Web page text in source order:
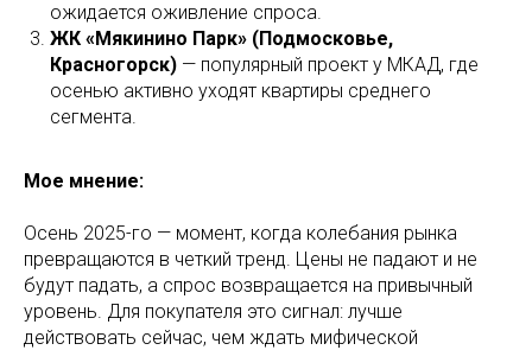
ожидается оживление спроса.
ЖК «Мякинино Парк» (Подмосковье,
Красногорск) — популярный проект у МКАД, где
осенью активно уходят квартиры среднего
сегмента.
Мое мнение:
Осень 2025-го — момент, когда колебания рынка
превращаются в четкий тренд. Цены не падают и не
будут падать, а спрос возвращается на привычный
уровень. Для покупателя это сигнал: лучше
действовать сейчас, чем ждать мифической